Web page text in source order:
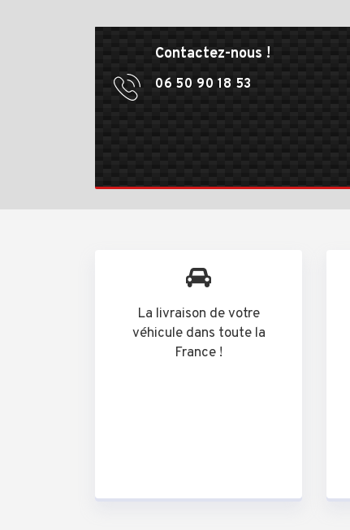
Contactez-nous !
06 50 90 18 53
La livraison de votre
véhicule dans toute la
France !